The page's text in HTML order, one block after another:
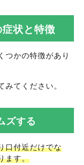
状と特徴
つかの特徴があり
てください。
ズする
口付近だけでな
ます。